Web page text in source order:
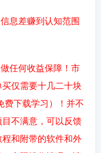
息差赚到认知范围
任何收益保障！市
仅需要十几二十块
费下载学习）！并不
不满意，可以反馈
和附带的软件和外